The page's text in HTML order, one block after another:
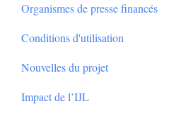
Organismes de presse financés
Conditions d'utilisation
Nouvelles du projet
Impact de l’IJL